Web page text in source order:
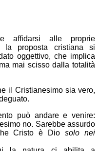
affidarsi alle proprie
la proposta cristiana si
oggettivo, che implica
mai scisso dalla totalità
il Cristianesimo sia vero,
può andare e venire:
no. Sarebbe assurdo
Cristo è Diosolo nei